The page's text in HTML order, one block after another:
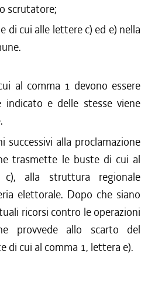
scrutatore;
di cui alle lettere c) ed e) nella
al comma 1 devono essere
indicato e delle stesse viene
successivi alla proclamazione
trasmette le buste di cui al
alla struttura regionale
elettorale. Dopo che siano
ricorsi contro le operazioni
provvede allo scarto del
di cui al comma 1, lettera e).